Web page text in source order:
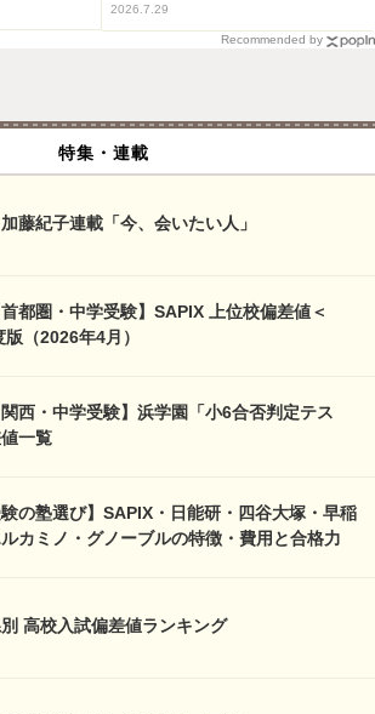
2026.7.29
Recommended by
特集・連載
藤紀子連載「今、会いたい人」
都圏・中学受験】SAPIX 上位校偏差値＜
（2026年4月）
西・中学受験】浜学園「小6合否判定テス
一覧
験の塾選び】SAPIX・日能研・四谷大塚・早稲
カミノ・グノーブルの特徴・費用と合格力
高校入試偏差値ランキング